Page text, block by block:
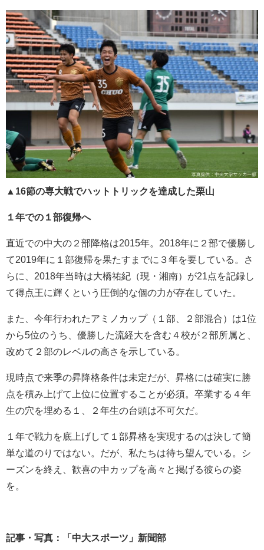
▲ 16節の専大戦でハットトリックを達成した栗山
１年での１部復帰へ
直近での中大の２部降格は2015年。2018年に２部で優勝し
て2019年に１部復帰を果たすまでに３年を要している。さ
らに、2018年当時は大橋祐紀（現・湘南）が21点を記録し
て得点王に輝くという圧倒的な個の力が存在していた。
また、今年行われたアミノカップ（１部、２部混合）は1位
から5位のうち、優勝した流経大を含む４校が２部所属と、
改めて２部のレベルの高さを示している。
現時点で来季の昇降格条件は未定だが、昇格には確実に勝
点を積み上げて上位に位置することが必須。卒業する４年
生の穴を埋める１、２年生の台頭は不可欠だ。
１年で戦力を底上げして１部昇格を実現するのは決して簡
単な道のりではない。だが、私たちは待ち望んでいる。シ
ーズンを終え、歓喜の中カップを高々と掲げる彼らの姿
を。
記事・写真：「中大スポーツ」新聞部